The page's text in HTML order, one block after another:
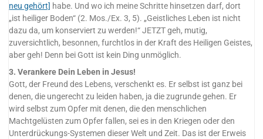
neu gehört] habe. Und wo ich meine Schritte hinsetzen darf, dort
„ist heiliger Boden“ (2. Mos./Ex. 3, 5). „Geistliches Leben ist nicht
dazu da, um konserviert zu werden!“ JETZT geh, mutig,
zuversichtlich, besonnen, furchtlos in der Kraft des Heiligen Geistes,
aber geh! Denn bei Gott ist kein Ding unmöglich.
3. Verankere Dein Leben in Jesus!
Gott, der Freund des Lebens, verschenkt es. Er selbst ist ganz bei
denen, die ungerecht zu leiden haben, ja die zugrunde gehen. Er
wird selbst zum Opfer mit denen, die den menschlichen
Machtgelüsten zum Opfer fallen, sei es in den Kriegen oder den
Unterdrückungs-Systemen dieser Welt und Zeit. Das ist der Erweis